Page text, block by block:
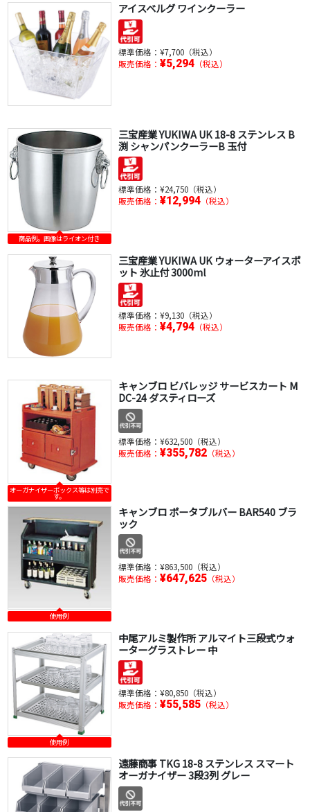
アイスベルグ ワインクーラー
標準価格： ¥7,700（税込）
販売価格： ¥5,294（税込）
商品例。画像はライオン付き
三宝産業 YUKIWA UK 18-8 ステンレス B
渕 シャンパンクーラーB 玉付
標準価格： ¥24,750（税込）
販売価格： ¥12,994（税込）
三宝産業 YUKIWA UK ウォーターアイスポ
ット 氷止付 3000ml
標準価格： ¥9,130（税込）
販売価格： ¥4,794（税込）
オーガナイザーボックス等は別売で
す。
キャンブロ ビバレッジ サービスカート M
DC-24 ダスティローズ
標準価格： ¥632,500（税込）
販売価格： ¥355,782（税込）
使用例
キャンブロ ポータブルバー BAR540 ブラ
ック
標準価格： ¥863,500（税込）
販売価格： ¥647,625（税込）
使用例
中尾アルミ製作所 アルマイト三段式ウォ
ーターグラストレー 中
標準価格： ¥80,850（税込）
販売価格： ¥55,585（税込）
遠藤商事 TKG 18-8 ステンレス スマート
オーガナイザー 3段3列 グレー